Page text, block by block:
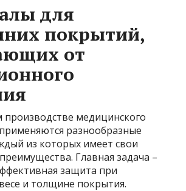
для
покрытий,
от
медицинского
разнообразные
из которых имеет свои
Главная задача –
защита при
и толщине покрытия.